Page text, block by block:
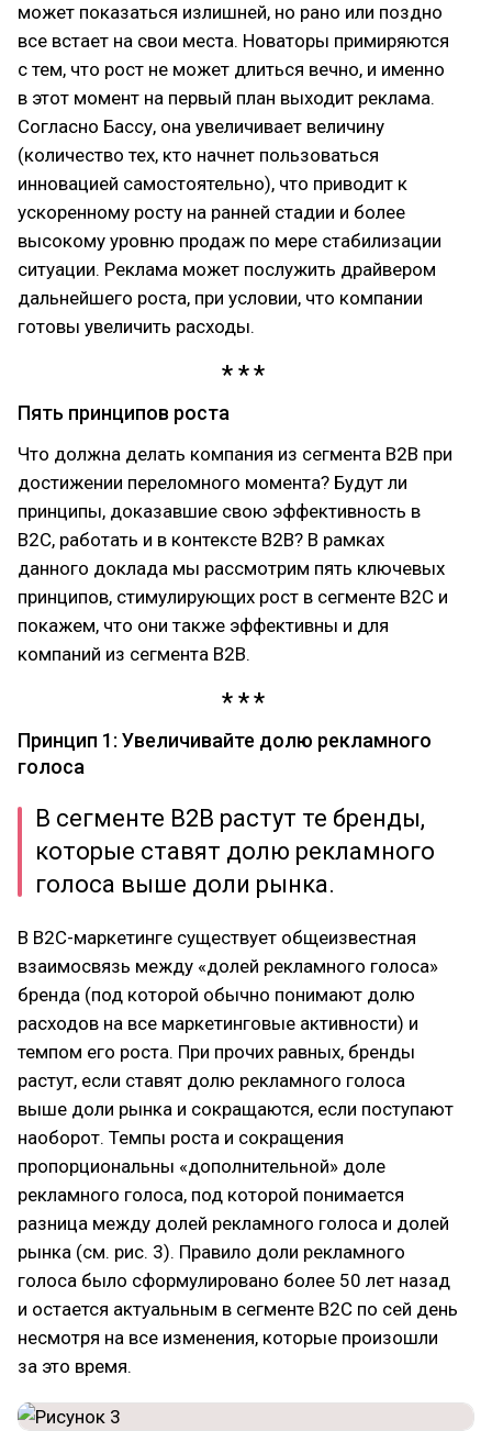
может показаться излишней, но рано или поздно
все встает на свои места. Новаторы примиряются
с тем, что рост не может длиться вечно, и именно
в этот момент на первый план выходит реклама.
Согласно Бассу, она увеличивает величину
(количество тех, кто начнет пользоваться
инновацией самостоятельно), что приводит к
ускоренному росту на ранней стадии и более
высокому уровню продаж по мере стабилизации
ситуации. Реклама может послужить драйвером
дальнейшего роста, при условии, что компании
готовы увеличить расходы.
Пять принципов роста
Что должна делать компания из сегмента В2В при
достижении переломного момента? Будут ли
принципы, доказавшие свою эффективность в
В2С, работать и в контексте В2В? В рамках
данного доклада мы рассмотрим пять ключевых
принципов, стимулирующих рост в сегменте В2С и
покажем, что они также эффективны и для
компаний из сегмента В2В.
Принцип 1: Увеличивайте долю рекламного
голоса
В сегменте В2В растут те бренды,
которые ставят долю рекламного
голоса выше доли рынка.
В В2С-маркетинге существует общеизвестная
взаимосвязь между «долей рекламного голоса»
бренда (под которой обычно понимают долю
расходов на все маркетинговые активности) и
темпом его роста. При прочих равных, бренды
растут, если ставят долю рекламного голоса
выше доли рынка и сокращаются, если поступают
наоборот. Темпы роста и сокращения
пропорциональны «дополнительной» доле
рекламного голоса, под которой понимается
разница между долей рекламного голоса и долей
рынка (см. рис. 3). Правило доли рекламного
голоса было сформулировано более 50 лет назад
и остается актуальным в сегменте В2С по сей день
несмотря на все изменения, которые произошли
за это время.